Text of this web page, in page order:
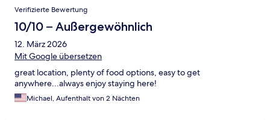
Verifizierte Bewertung
10/10 – Außergewöhnlich
12. März 2026
Mit Google übersetzen
great location, plenty of food options, easy to get
anywhere...always enjoy staying here!
Michael, Aufenthalt von 2 Nächten